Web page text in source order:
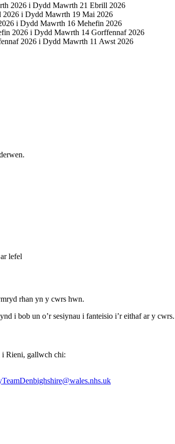
2026 i Dydd Mawrth 21 Ebrill 2026
i Dydd Mawrth 19 Mai 2026
i Dydd Mawrth 16 Mehefin 2026
2026 i Dydd Mawrth 14 Gorffennaf 2026
2026 i Dydd Mawrth 11 Awst 2026
lefel
rhan yn y cwrs hwn.
i bob un o’r sesiynau i fanteisio i’r eithaf ar y cwrs.
Rieni, gallwch chi: